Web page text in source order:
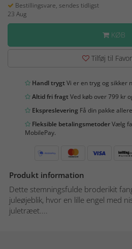
Bestillingsvare, sendes tidligst
23 Aug
KØB
Tilføj til
Handl trygtVi er en tryg og sikker
Altid fri fragtVed køb over 799 kr
Ekspreslevering Få din pakke
Fleksible betalingsmetoderVælg
MobilePay.
Produkt information
Dette stemningsfulde broderikit
juleøjeblik, hvor en lille engel med
juletræet....